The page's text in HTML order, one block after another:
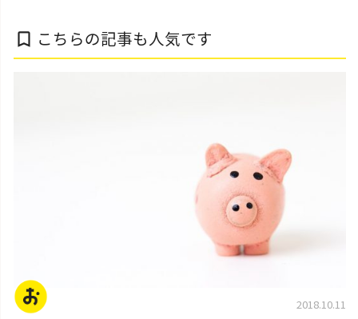
bookmark_border こちらの記事も人気です
2018.10.11